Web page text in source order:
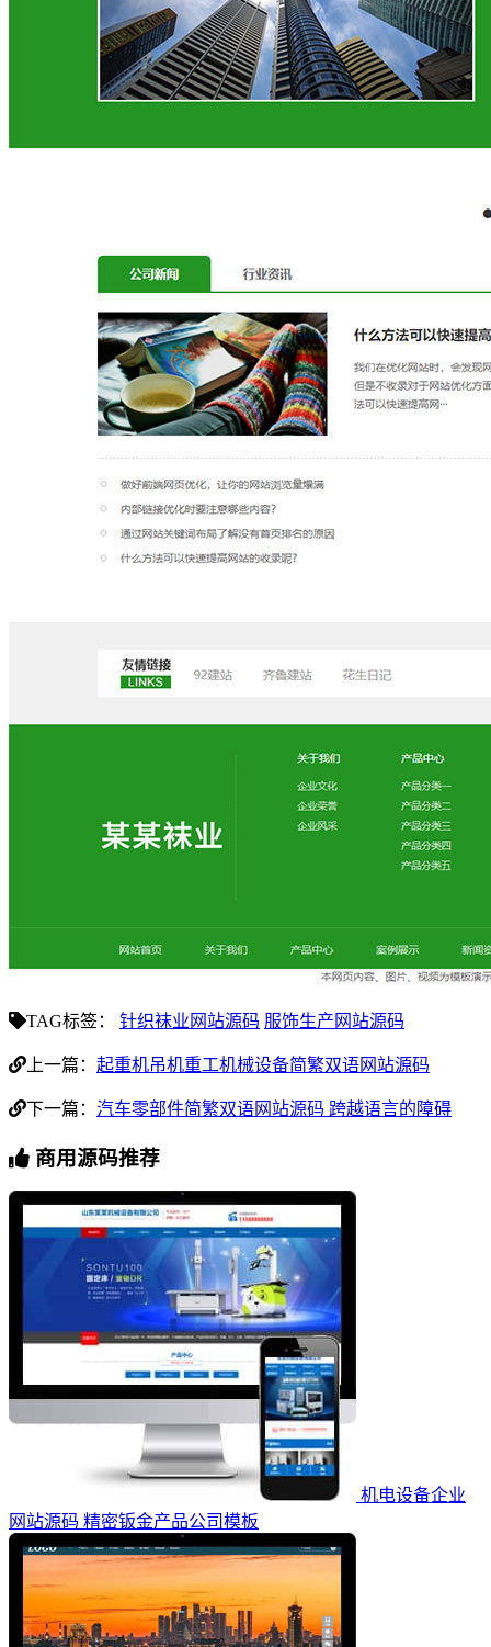
TAG标签： 针织袜业网站源码 服饰生产网站源码
上一篇： 起重机吊机重工机械设备简繁双语网站源码
下一篇： 汽车零部件简繁双语网站源码 跨越语言的障碍
商用源码推荐
机电设备企业
网站源码 精密钣金产品公司模板